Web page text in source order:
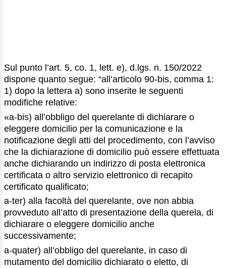
Sul punto l’art. 5, co. 1, lett. e), d.lgs. n. 150/2022
dispone quanto segue: “all’articolo 90-bis, comma 1:
1) dopo la lettera a) sono inserite le seguenti
modifiche relative:
«a-bis) all’obbligo del querelante di dichiarare o
eleggere domicilio per la comunicazione e la
notificazione degli atti del procedimento, con l’avviso
che la dichiarazione di domicilio può essere effettuata
anche dichiarando un indirizzo di posta elettronica
certificata o altro servizio elettronico di recapito
certificato qualificato;
a-ter) alla facoltà del querelante, ove non abbia
provveduto all’atto di presentazione della querela, di
dichiarare o eleggere domicilio anche
successivamente;
a-quater) all’obbligo del querelante, in caso di
mutamento del domicilio dichiarato o eletto, di